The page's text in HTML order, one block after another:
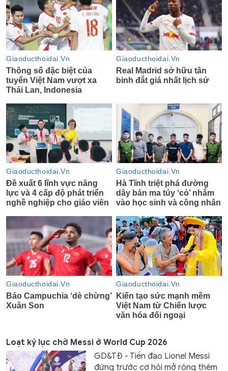
Loạt kỷ lục chờ Messi ở World Cup 2026
GD&TĐ - Tiền đạo Lionel Messi
đứng trước cơ hội mở rộng thêm